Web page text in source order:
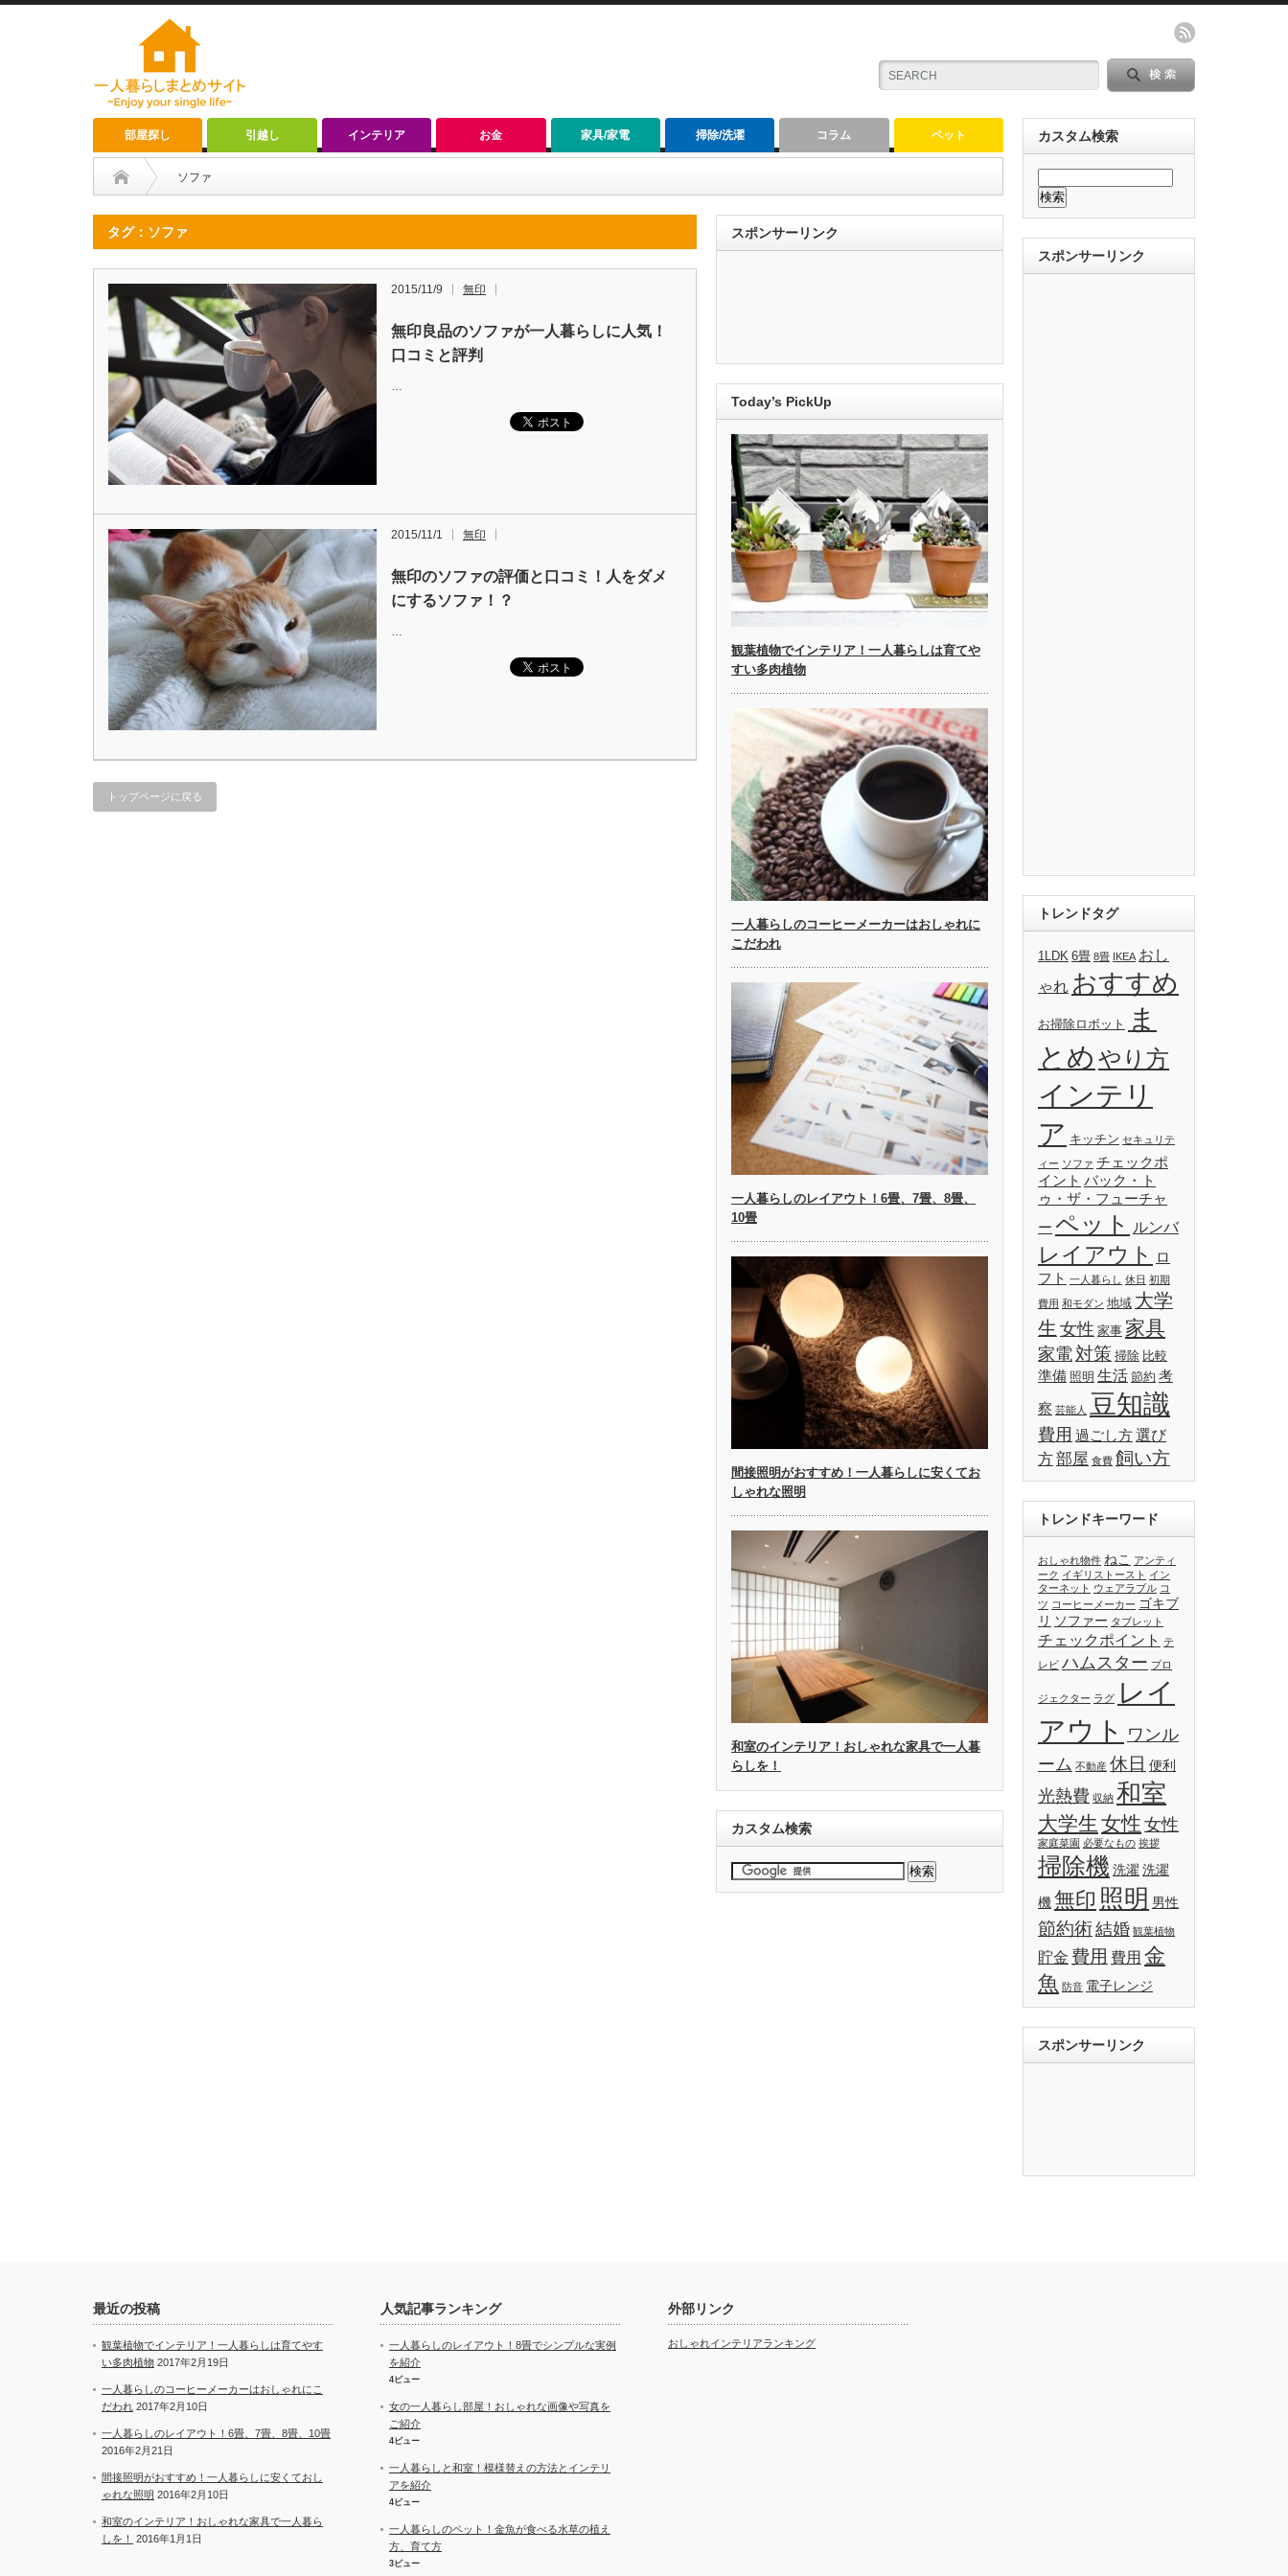
部屋探し 引越し インテリア お金 家具/家電 掃除/洗濯 コラム ペット
ソファ
タグ：ソファ
2015/11/9 無印
無印良品のソファが一人暮らしに人気！
口コミと評判
…
2015/11/1 無印
無印のソファの評価と口コミ！人をダメ
にするソファ！？
…
トップページに戻る
スポンサーリンク
Today’s PickUp
観葉植物でインテリア！一人暮らしは育てや
すい多肉植物
一人暮らしのコーヒーメーカーはおしゃれに
こだわれ
一人暮らしのレイアウト！6畳、7畳、8畳、
10畳
間接照明がおすすめ！一人暮らしに安くてお
しゃれな照明
和室のインテリア！おしゃれな家具で一人暮
らしを！
カスタム検索
カスタム検索
スポンサーリンク
トレンドタグ
1LDK 6畳 8畳 IKEA おし
ゃれ おすすめ
お掃除ロボット
ま
とめ やり方
インテリ
ア キッチン セキュリテ
ィー ソファ チェックポ
イント バック・ト
ゥ・ザ・フューチャ
ー ペット ルンバ
レイアウト
ロ
フト 一人暮らし 休日 初期
費用 和モダン 地域 大学
生 女性 家事 家具
家電 対策 掃除 比較
準備 照明 生活 節約 考
察 芸能人 豆知識
費用 過ごし方選び
方部屋 食費 飼い方
トレンドキーワード
おしゃれ物件 ねこ
アンティ
ーク イギリストースト イン
ターネット ウェアラブル コ
ツ コーヒーメーカー ゴキブ
リ ソファー タブレット
チェックポイント テ
レビ ハムスター プロ
ジェクター ラグ レイ
アウト
ワンル
ーム 不動産 休日 便利
光熱費 収納 和室
大学生 女性 女性
家庭菜園 必要なもの 挨拶
掃除機 洗濯 洗濯
機 無印 照明 男性
節約術結婚 観葉植物
貯金 費用 費用 金
魚 防音 電子レンジ
スポンサーリンク
最近の投稿
観葉植物でインテリア！一人暮らしは育てやす
い多肉植物 2017年2月19日
一人暮らしのコーヒーメーカーはおしゃれにこ
だわれ 2017年2月10日
一人暮らしのレイアウト！6畳、7畳、8畳、10畳
2016年2月21日
間接照明がおすすめ！一人暮らしに安くておし
ゃれな照明 2016年2月10日
和室のインテリア！おしゃれな家具で一人暮ら
しを！
2016年1月1日
人気記事ランキング
一人暮らしのレイアウト！8畳でシンプルな実例
を紹介
4ビュー
女の一人暮らし部屋！おしゃれな画像や写真を
ご紹介
4ビュー
一人暮らしと和室！模様替えの方法とインテリ
アを紹介
4ビュー
一人暮らしのペット！金魚が食べる水草の植え
方、育て方
3ビュー
外部リンク
おしゃれインテリアランキング